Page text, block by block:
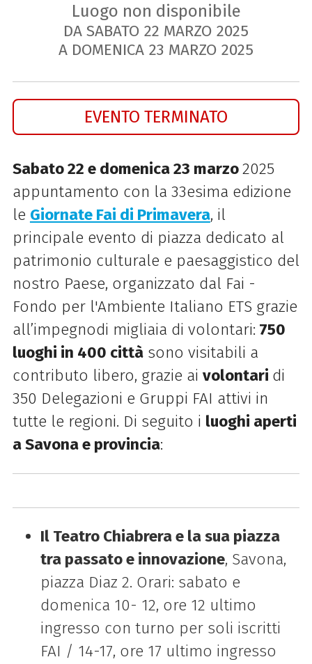
Luogo non disponibile
DA SABATO 22 MARZO 2025
A DOMENICA 23 MARZO 2025
EVENTO TERMINATO
Sabato 22 e domenica 23 marzo2025
appuntamento con la 33esima edizione
le Giornate Fai di Primavera, il
principale evento di piazza dedicato al
patrimonio culturale e paesaggistico del
nostro Paese, organizzato dal Fai -
Fondo per l'Ambiente Italiano ETS grazie
all’impegnodi migliaia di volontari: 750
luoghi in 400 cittàsono visitabili a
contributo libero, grazie ai volontari di
350 Delegazioni e Gruppi FAI attivi in
tutte le regioni. Di seguito i luoghi aperti
a Savona e provincia:
Il Teatro Chiabrera e la sua piazza
tra passato e innovazione, Savona,
piazza Diaz 2. Orari: sabato e
domenica 10- 12, ore 12 ultimo
ingresso con turno per soli iscritti
FAI / 14-17, ore 17 ultimo ingresso